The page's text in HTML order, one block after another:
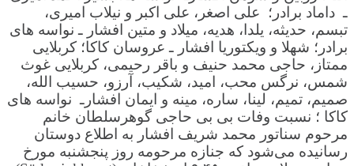
ـ داماد برادر؛ علی اصغر، علی اکبر و نیلاب امیری،
تبسم، حدیثه، یلدا، هدیه، میلاد و متین افشار ـ نواسه های
برادر؛ شهلا و ویکتوریا افشار ـ عروسان کاکا؛ کربلایی
ممتاز، حاجی محمد حنیف و باقر رحیمی، کربلایی غوث
شمس، نرگس محب، امید، شکیب، آرزو، حسیب الله،
صمیم، تمیم، لینا، ساره، مینه و ایمان افشارـ نواسه های
کاکا ؛ نسبت وفات بی بی حاجی گوهرسلطان خانم
مرحوم سناتور محمد شریف افشار به اطلاع دوستان
رسانیده می‌شود که جنازه مرحومه روز پنجشنبه مورخ